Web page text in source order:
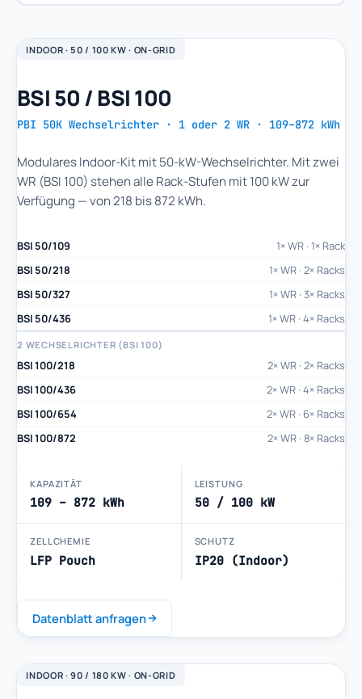
INDOOR · 50 / 100 KW · ON-GRID
BSI 50 / BSI 100
PBI 50K Wechselrichter · 1 oder 2 WR · 109–872 kWh
Modulares Indoor-Kit mit 50-kW-Wechselrichter. Mit zwei
WR (BSI 100) stehen alle Rack-Stufen mit 100 kW zur
Verfügung — von 218 bis 872 kWh.
BSI 50/109
1× WR · 1× Rack
BSI 50/218
1× WR · 2× Racks
BSI 50/327
1× WR · 3× Racks
BSI 50/436
1× WR · 4× Racks
2 WECHSELRICHTER (BSI 100)
BSI 100/218
2× WR · 2× Racks
BSI 100/436
2× WR · 4× Racks
BSI 100/654
2× WR · 6× Racks
BSI 100/872
2× WR · 8× Racks
KAPAZITÄT
109 – 872 kWh
LEISTUNG
50 / 100 kW
ZELLCHEMIE
LFP Pouch
SCHUTZ
IP20 (Indoor)
Datenblatt anfragen
INDOOR · 90 / 180 KW · ON-GRID